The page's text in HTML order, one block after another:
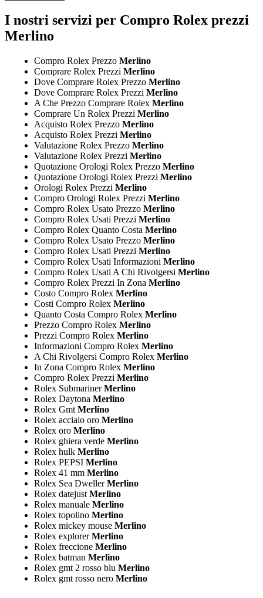
I nostri servizi per Compro Rolex prezzi
Merlino
Compro Rolex Prezzo Merlino
Comprare Rolex Prezzi Merlino
Dove Comprare Rolex Prezzo Merlino
Dove Comprare Rolex Prezzi Merlino
A Che Prezzo Comprare Rolex Merlino
Comprare Un Rolex Prezzi Merlino
Acquisto Rolex Prezzo Merlino
Acquisto Rolex Prezzi Merlino
Valutazione Rolex Prezzo Merlino
Valutazione Rolex Prezzi Merlino
Quotazione Orologi Rolex Prezzo Merlino
Quotazione Orologi Rolex Prezzi Merlino
Orologi Rolex Prezzi Merlino
Compro Orologi Rolex Prezzi Merlino
Compro Rolex Usato Prezzo Merlino
Compro Rolex Usati Prezzi Merlino
Compro Rolex Quanto Costa Merlino
Compro Rolex Usato Prezzo Merlino
Compro Rolex Usati Prezzi Merlino
Compro Rolex Usati Informazioni Merlino
Compro Rolex Usati A Chi Rivolgersi Merlino
Compro Rolex Prezzi In Zona Merlino
Costo Compro Rolex Merlino
Costi Compro Rolex Merlino
Quanto Costa Compro Rolex Merlino
Prezzo Compro Rolex Merlino
Prezzi Compro Rolex Merlino
Informazioni Compro Rolex Merlino
A Chi Rivolgersi Compro Rolex Merlino
In Zona Compro Rolex Merlino
Compro Rolex Prezzi Merlino
Rolex SubmarinerMerlino
Rolex Daytona Merlino
Rolex Gmt Merlino
Rolex acciaio oro Merlino
Rolex oro Merlino
Rolex ghiera verde Merlino
Rolex hulk Merlino
Rolex PEPSI Merlino
Rolex 41 mm Merlino
Rolex Sea DwellerMerlino
Rolex datejust Merlino
Rolex manuale Merlino
Rolex topolino Merlino
Rolex mickey mouse Merlino
Rolex explorerMerlino
Rolex freccione Merlino
Rolex batman Merlino
Rolex gmt 2 rosso blu Merlino
Rolex gmt rosso nero Merlino